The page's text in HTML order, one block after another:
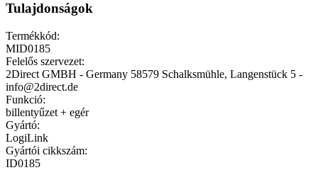
Tulajdonságok
Termékkód:
MID0185
Felelős szervezet:
2Direct GMBH - Germany 58579 Schalksmühle, Langenstück 5 -
info@2direct.de
Funkció:
billentyűzet + egér
Gyártó:
LogiLink
Gyártói cikkszám:
ID0185